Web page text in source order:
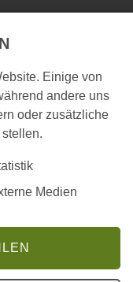
123(kostenpflichtig)
Start Biogas
>Biogas
Possenriede
Einige von
andere uns
oder zusätzliche
Medien